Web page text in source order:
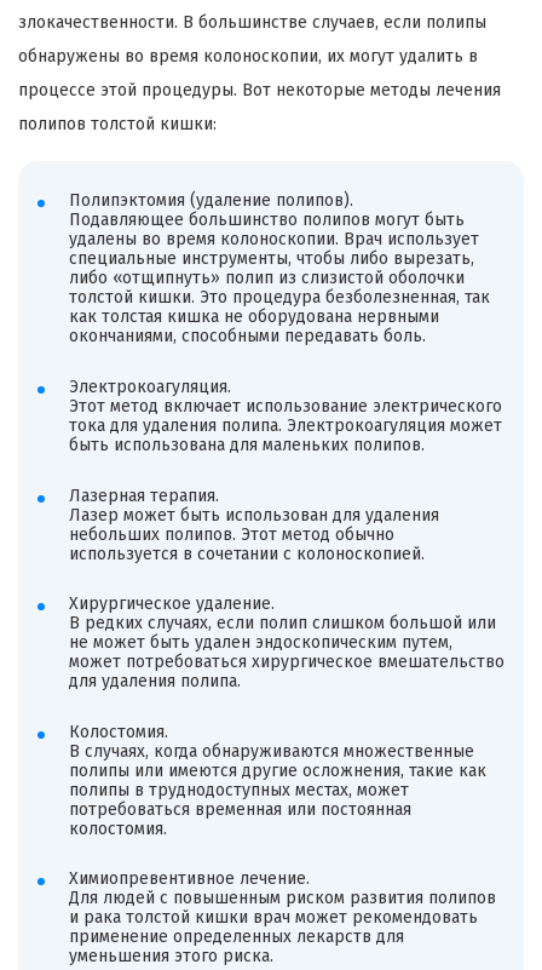
злокачественности. В большинстве случаев, если полипы
обнаружены во время колоноскопии, их могут удалить в
процессе этой процедуры. Вот некоторые методы лечения
полипов толстой кишки:
Полипэктомия (удаление полипов).
Подавляющее большинство полипов могут быть
удалены во время колоноскопии. Врач использует
специальные инструменты, чтобы либо вырезать,
либо «отщипнуть» полип из слизистой оболочки
толстой кишки. Это процедура безболезненная, так
как толстая кишка не оборудована нервными
окончаниями, способными передавать боль.
Электрокоагуляция.
Этот метод включает использование электрического
тока для удаления полипа. Электрокоагуляция может
быть использована для маленьких полипов.
Лазерная терапия.
Лазер может быть использован для удаления
небольших полипов. Этот метод обычно
используется в сочетании с колоноскопией.
Хирургическое удаление.
В редких случаях, если полип слишком большой или
не может быть удален эндоскопическим путем,
может потребоваться хирургическое вмешательство
для удаления полипа.
Колостомия.
В случаях, когда обнаруживаются множественные
полипы или имеются другие осложнения, такие как
полипы в труднодоступных местах, может
потребоваться временная или постоянная
колостомия.
Химиопревентивное лечение.
Для людей с повышенным риском развития полипов
и рака толстой кишки врач может рекомендовать
применение определенных лекарств для
уменьшения этого риска.